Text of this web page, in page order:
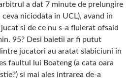
a dat 7 minute de prelungire
ceva niciodata in UCL), avand in
si de ce nu s-a fluierat ofsaid
95? Desi baietii ar fi putut
jucatori au aratat slabiciuni in
faultul lui Boateng (a cata oara
si mai ales intrarea de-a